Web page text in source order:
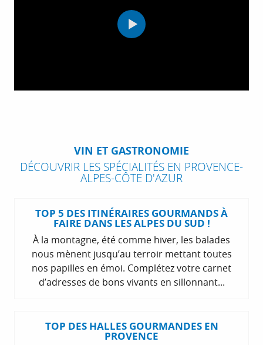
VIN ET GASTRONOMIE
DÉCOUVRIR LES SPÉCIALITÉS EN PROVENCE-
ALPES-CÔTE D'AZUR
TOP 5 DES ITINÉRAIRES GOURMANDS À
FAIRE DANS LES ALPES DU SUD !
À la montagne, été comme hiver, les balades
nous mènent jusqu’au terroir mettant toutes
nos papilles en émoi. Complétez votre carnet
d’adresses de bons vivants en sillonnant...
TOP DES HALLES GOURMANDES EN
PROVENCE